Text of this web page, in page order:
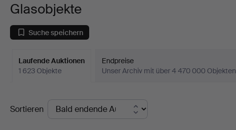
Glasobjekte
Suche speichern
Laufende Auktionen
1 623 Objekte
Endpreise
Unser Archiv mit über 4 470 000 Objekten
Laufende
Auktionen
Sortieren